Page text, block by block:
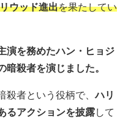
ウッド進出を果たしてい
演を務めたハン・ヒョジ
暗殺者を演じました。
殺者という役柄で、ハリ
るアクションを披露して